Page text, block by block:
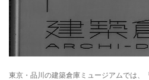
東京・品川の建築倉庫ミュージアムでは、